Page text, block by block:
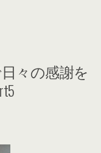
々の感謝を